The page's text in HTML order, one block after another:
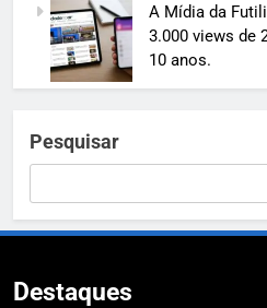
A Mídia da
3.000 views de
10 anos.
Pesquisar
Destaques